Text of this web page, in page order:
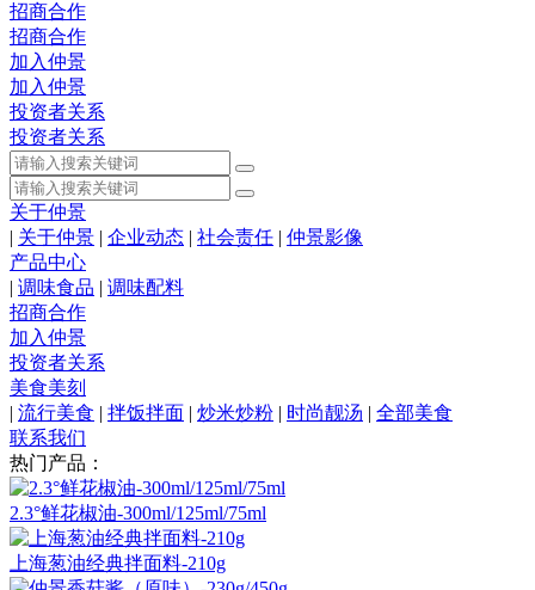
招商合作
招商合作
加入仲景
加入仲景
投资者关系
投资者关系
关于仲景
| 关于仲景 | 企业动态 | 社会责任 | 仲景影像
产品中心
| 调味食品 | 调味配料
招商合作
加入仲景
投资者关系
美食美刻
| 流行美食 | 拌饭拌面 | 炒米炒粉 | 时尚靓汤 | 全部美食
联系我们
热门产品：
2.3°鲜花椒油-300ml/125ml/75ml
上海葱油经典拌面料-210g